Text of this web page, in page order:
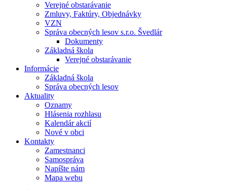
Verejné obstarávanie
Zmluvy, Faktúry, Objednávky
VZN
Správa obecných lesov s.r.o. Švedlár
Dokumenty
Základná škola
Verejné obstarávanie
Informácie
Základná škola
Správa obecných lesov
Aktuality
Oznamy
Hlásenia rozhlasu
Kalendár akcií
Nové v obci
Kontakty
Zamestnanci
Samospráva
Napíšte nám
Mapa webu